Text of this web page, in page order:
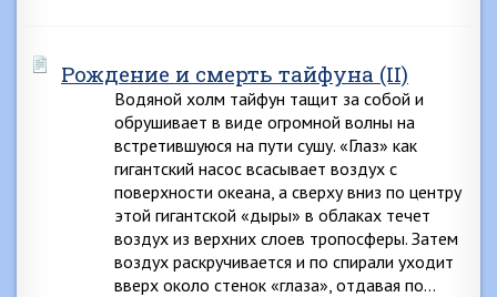
Рождение и смерть тайфуна (II)
Водяной холм тайфун тащит за собой и
обрушивает в виде огромной волны на
встретившуюся на пути сушу. «Глаз» как
гигантский насос всасывает воздух с
поверхности океана, а сверху вниз по центру
этой гигантской «дыры» в облаках течет
воздух из верхних слоев тропосферы. Затем
воздух раскручивается и по спирали уходит
вверх около стенок «глаза», отдавая по…